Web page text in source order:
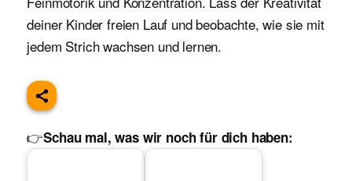
deiner Kinder freien Lauf und beobachte, wie sie mit
jedem Strich wachsen und lernen.
👉Schau mal, was wir noch für dich haben: